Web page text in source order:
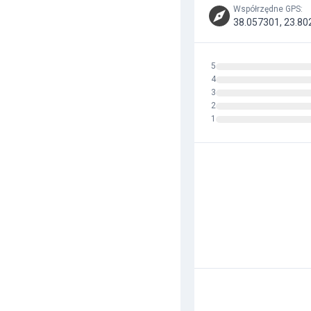
Współrzędne GPS:
38.057301,
5
4
3
2
1